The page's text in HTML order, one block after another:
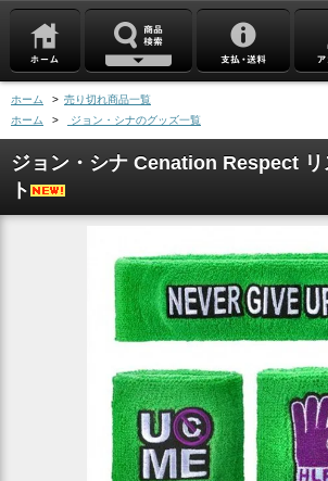
ホーム > 売り切れ商品一覧
ホーム
> ジョン・シナのグッズ一覧
ジョン・シナ Cenation Respect リ
ト